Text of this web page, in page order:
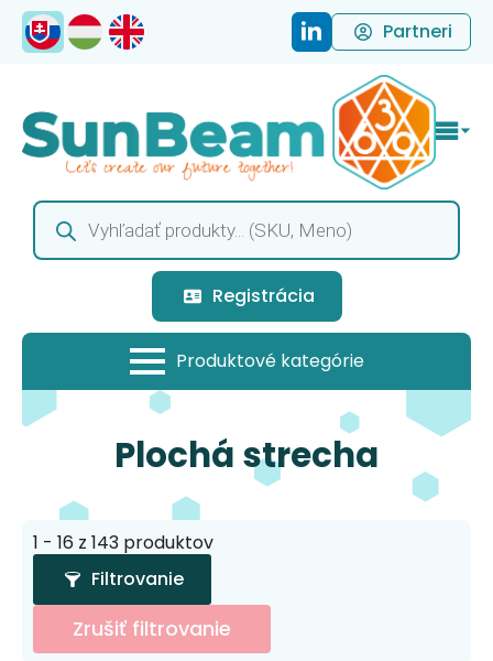
Partneri
Products
search
Registrácia
Plochá strecha
1 - 16 z 143 produktov
Filtrovanie
Zrušiť filtrovanie